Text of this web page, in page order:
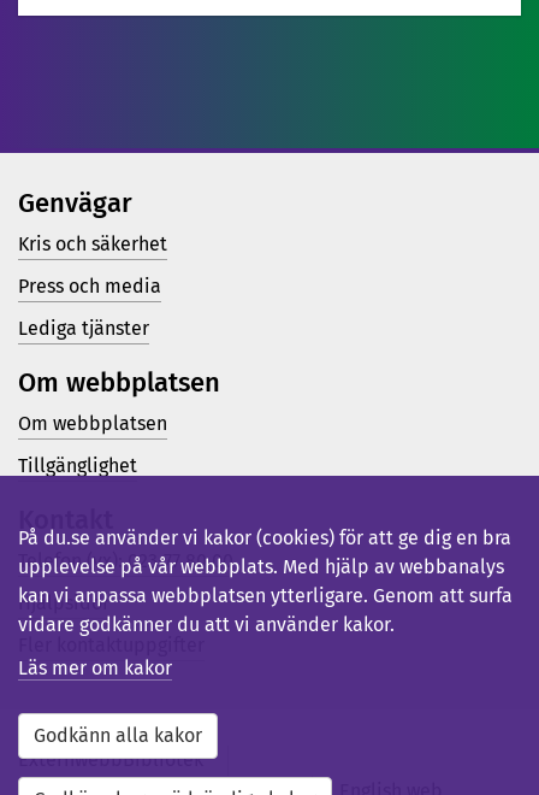
Genvägar
Kris och säkerhet
Press och media
Lediga tjänster
Om webbplatsen
Om webbplatsen
Tillgänglighet
Kontakt
Telefon (vx): 023-77 80 00
Hjälpsidor
ExternwebbBibliotek
Studentwebb
Medarbetarwebb
På du.se använder vi kakor (cookies) för att ge dig en bra
upplevelse på vår webbplats. Med hjälp av webbanalys
kan vi anpassa webbplatsen ytterligare. Genom att surfa
vidare godkänner du att vi använder kakor.
Läs mer om kakor
Godkänn alla kakor